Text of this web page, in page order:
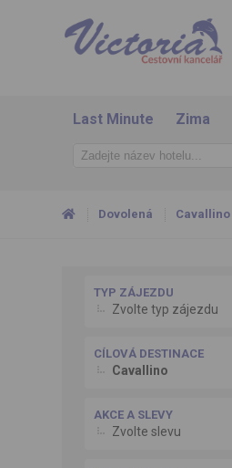
Last Minute Zima
Dovolená Cavallino
TYP ZÁJEZDU
Zvolte typ zájezdu
CÍLOVÁ DESTINACE
Cavallino
AKCE A SLEVY
Zvolte slevu